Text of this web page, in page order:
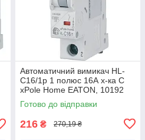
Автоматичний вимикач HL-
C16/1р 1 полюс 16А х-ка С
xPole Home EATON, 10192
Готово до відправки
216 ₴ 270,19 ₴